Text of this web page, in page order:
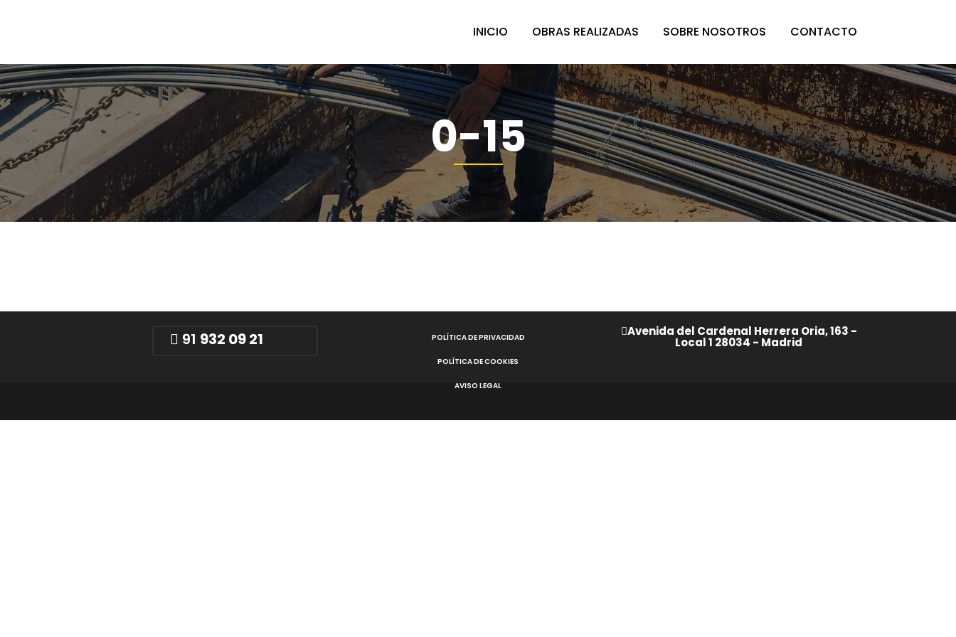
INICIO OBRAS REALIZADAS SOBRE NOSOTROS CONTACTO
0-15
91 932 09 21 POLÍTICA DE PRIVACIDAD
POLÍTICA DE COOKIES
AVISO LEGAL
Avenida del Cardenal Herrera Oria, 163 -
Local 1 28034 - Madrid